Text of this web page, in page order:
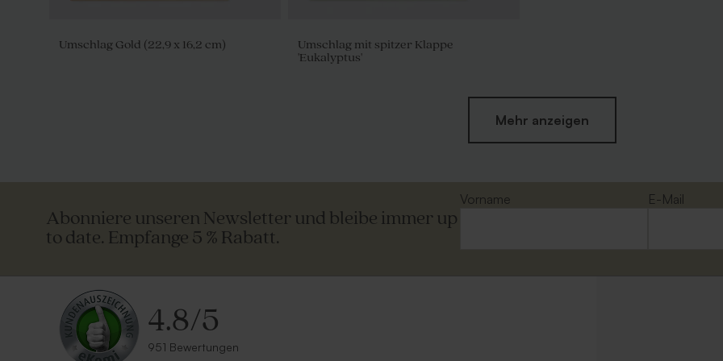
Umschlag Gold (22,9 x 16,2 cm)
Umschlag mit spitzer Klappe
'Eukalyptus'
Dunkelblauer Umschlag
Mehr anzeigen
Abonniere unseren Newsletter und bleibe immer up
to date. Empfange 5 % Rabatt.
Vorname
E-Mail
4.8/5
951 Bewertungen